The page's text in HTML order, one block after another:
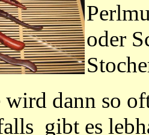
oder
wird dann so
gibt es